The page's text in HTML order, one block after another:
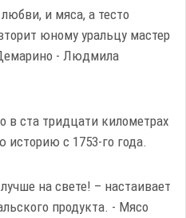
и мяса, а тесто
юному уральцу мастер
- Людмила
в ста тридцати километрах
историю с 1753-го года.
на свете! – настаивает
продукта. - Мясо